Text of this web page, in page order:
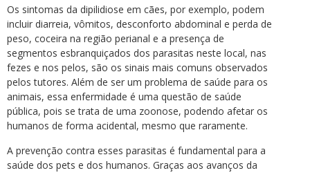
Os sintomas da dipilidiose em cães, por exemplo, podem
incluir diarreia, vômitos, desconforto abdominal e perda de
peso, coceira na região perianal e a presença de
segmentos esbranquiçados dos parasitas neste local, nas
fezes e nos pelos, são os sinais mais comuns observados
pelos tutores. Além de ser um problema de saúde para os
animais, essa enfermidade é uma questão de saúde
pública, pois se trata de uma zoonose, podendo afetar os
humanos de forma acidental, mesmo que raramente.
A prevenção contra esses parasitas é fundamental para a
saúde dos pets e dos humanos. Graças aos avanços da